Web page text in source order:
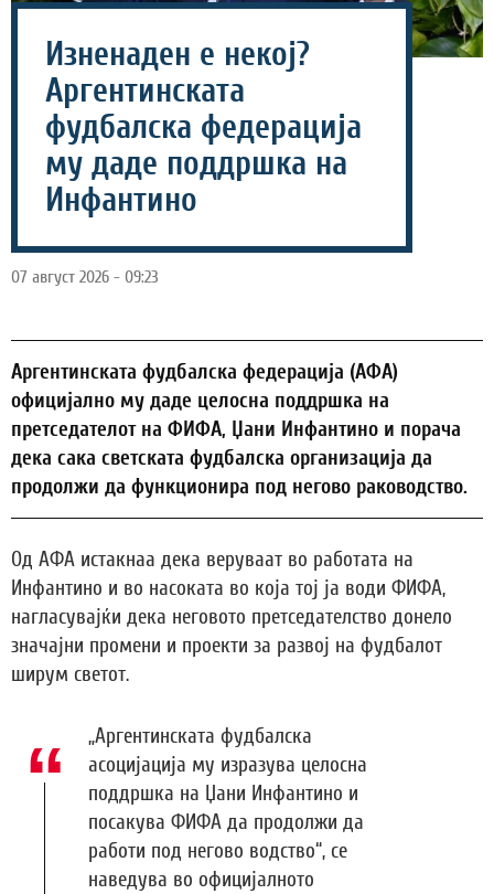
Изненаден е некој?
Аргентинската
фудбалска федерација
му даде поддршка на
Инфантино
07 август 2026 - 09:23
Аргентинската фудбалска федерација (АФА)
официјално му даде целосна поддршка на
претседателот на ФИФА, Џани Инфантино и порача
дека сака светската фудбалска организација да
продолжи да функционира под негово раководство.
Од АФА истакнаа дека веруваат во работата на
Инфантино и во насоката во која тој ја води ФИФА,
нагласувајќи дека неговото претседателство донело
значајни промени и проекти за развој на фудбалот
ширум светот.
„Аргентинската фудбалска
асоцијација му изразува целосна
поддршка на Џани Инфантино и
посакува ФИФА да продолжи да
работи под негово водство“, се
наведува во официјалното